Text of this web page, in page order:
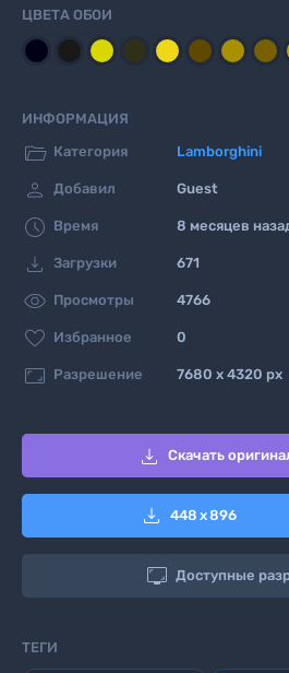
ЦВЕТА ОБОИ
ИНФОРМАЦИЯ
 Категория Lamborghini
 Добавил Guest
 Время 8 месяцев
 Загрузки 671
 Просмотры 4766
 Избранное 0
 Разрешение 7680 x 4320 px
 Скачать
 448 x896
 Доступные
ТЕГИ